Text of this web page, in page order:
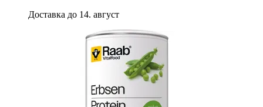
Доставка до 14. август